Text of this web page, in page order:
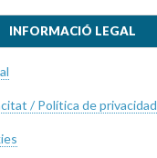
INFORMACIÓ LEGAL
/ Política de privacidad